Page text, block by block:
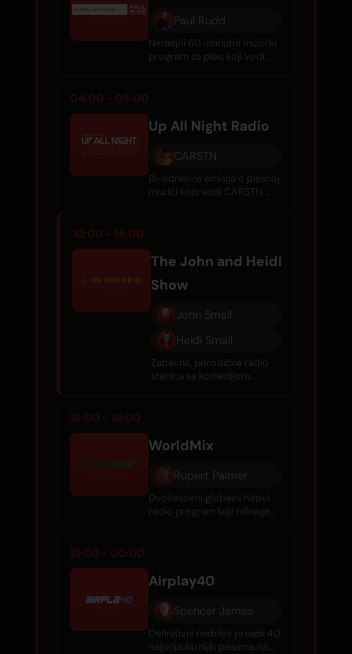
Paul Rudd
Nedeljni 60-minutni muzički
program za ples, koji vodi
04:00 - 05:00
Up All Night Radio
CARSTN
Bi-ednevna emisija o plesnoj
muzici koju vodi CARSTN.
10:00 - 14:00
The John and Heidi
Show
John Small
Heidi Small
Zabavna, porodična radio
stanica sa komedijom,
16:00 - 18:00
WorldMix
Rupert Palmer
Dvočasovni globalni hitovi
radio program koji miksuje
21:00 - 00:00
Airplay40
Spencer James
Definitivni nedeljni presek 40
najpopularnijih pesama na